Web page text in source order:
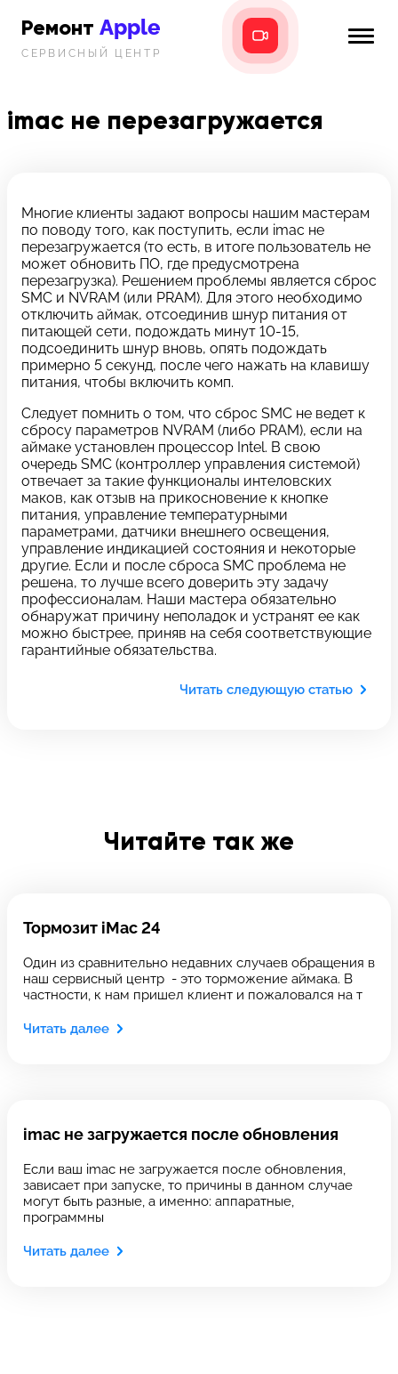
Ремонт Apple
СЕРВИСНЫЙ ЦЕНТР
iPad
Mac mini
Новости
Телефон:
+7 (812) 409-39-75
Адрес:
8 Красноармейская, 18
Режим работы:
c 10:00 до 21:00
Связаться с нами
imac не перезагружается
Многие клиенты задают вопросы нашим мастерам
по поводу того, как поступить, если imac не
перезагружается (то есть, в итоге пользователь не
может обновить ПО, где предусмотрена
перезагрузка). Решением проблемы является сброс
SMC и NVRAM (или PRAM). Для этого необходимо
отключить аймак, отсоединив шнур питания от
питающей сети, подождать минут 10-15,
подсоединить шнур вновь, опять подождать
примерно 5 секунд, после чего нажать на клавишу
питания, чтобы включить комп.
Следует помнить о том, что сброс SMC не ведет к
сбросу параметров NVRAM (либо PRAM), если на
аймаке установлен процессор Intel. В свою
очередь SMC (контроллер управления системой)
отвечает за такие функционалы интеловских
маков, как отзыв на прикосновение к кнопке
питания, управление температурными
параметрами, датчики внешнего освещения,
управление индикацией состояния и некоторые
другие. Если и после сброса SMC проблема не
решена, то лучше всего доверить эту задачу
профессионалам. Наши мастера обязательно
обнаружат причину неполадок и устранят ее как
можно быстрее, приняв на себя соответствующие
гарантийные обязательства.
Читать следующую статью
Читайте так же
Тормозит iMac 24
Один из сравнительно недавних случаев обращения в
наш сервисный центр - это торможение аймака. В
частности, к нам пришел клиент и пожаловался на т
Читать далее
imac не загружается после обновления
Если ваш imac не загружается после обновления,
зависает при запуске, то причины в данном случае
могут быть разные, а именно: аппаратные,
программны
Читать далее
Задать вопрос
*бесплатно
Заполните форму обратной
связи и ждите звонка:
Выберите сервис
Выберите адрес сервиса, в который хотите
Выберите сервис
Выберите адрес сервиса, в который хотите
Оставьте свой
отзыв
Напишите свой отзыв
Оставить свой отзыв